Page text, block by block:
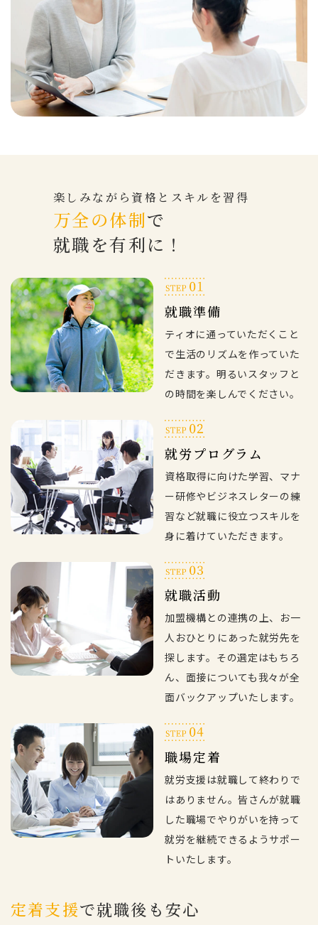
楽しみながら資格とスキルを習得
万全の体制で
就職を有利に！
就職準備
ティオに通っていただくこと
で生活のリズムを作っていた
だきます。明るいスタッフと
の時間を楽しんでください。
就労プログラム
資格取得に向けた学習、マナ
ー研修やビジネスレターの練
習など就職に役立つスキルを
身に着けていただきます。
就職活動
加盟機構との連携の上、お一
人おひとりにあった就労先を
探します。その選定はもちろ
ん、面接についても我々が全
面バックアップいたします。
職場定着
就労支援は就職して終わりで
はありません。皆さんが就職
した職場でやりがいを持って
就労を継続できるようサポー
トいたします。
定着支援で就職後も安心